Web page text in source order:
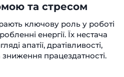
та стресом
ключову роль у роботі
енергії. Їх нестача
апатії, дратівливості,
зниження працездатності.